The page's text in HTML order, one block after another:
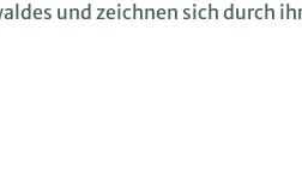
und zeichnen sich durch